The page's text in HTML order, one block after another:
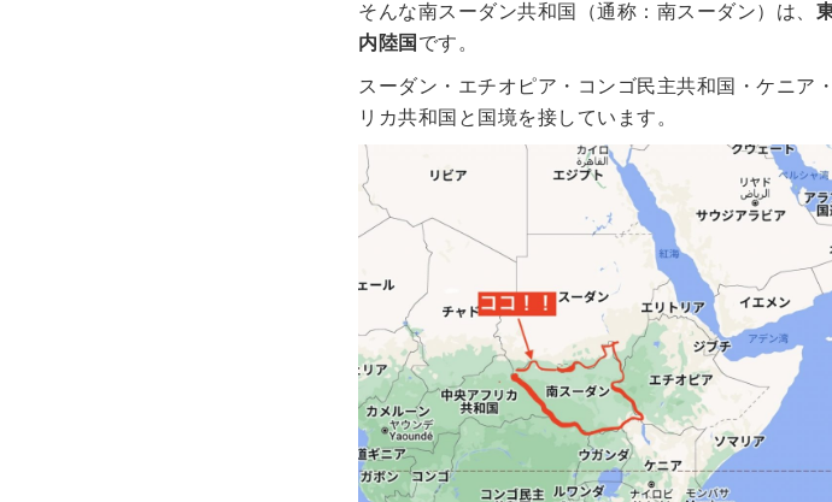
そんな南スーダン共和国（通称：南スーダン）は、
内陸国 です。
スーダン・エチオピア・コンゴ民主共和国・ケニア
リカ共和国と国境を接しています。